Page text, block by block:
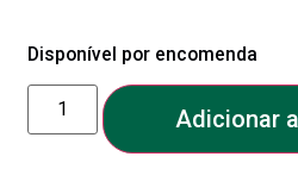
Disponível por encomenda
Adicionar